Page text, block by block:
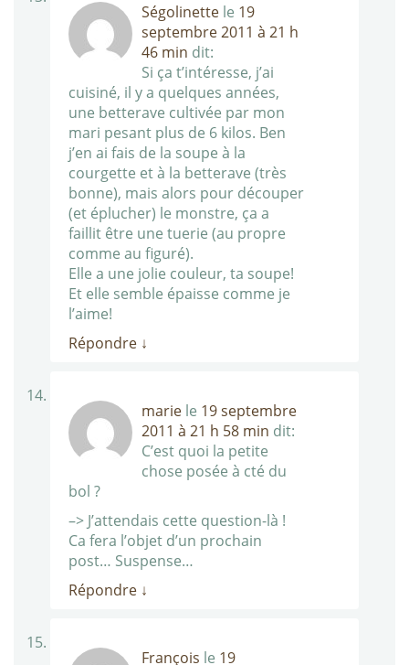
Ségolinette le 19
septembre 2011 à 21 h
46 min dit:
Si ça t’intéresse, j’ai
cuisiné, il y a quelques années,
une betterave cultivée par mon
mari pesant plus de 6 kilos. Ben
j’en ai fais de la soupe à la
courgette et à la betterave (très
bonne), mais alors pour découper
(et éplucher) le monstre, ça a
faillit être une tuerie (au propre
comme au figuré).
Elle a une jolie couleur, ta soupe!
Et elle semble épaisse comme je
l’aime!
Répondre ↓
marie le 19 septembre
2011 à 21 h 58 min dit:
C’est quoi la petite
chose posée à cté du
bol ?
–> J’attendais cette question-là !
Ca fera l’objet d’un prochain
post… Suspense…
Répondre ↓
François le 19